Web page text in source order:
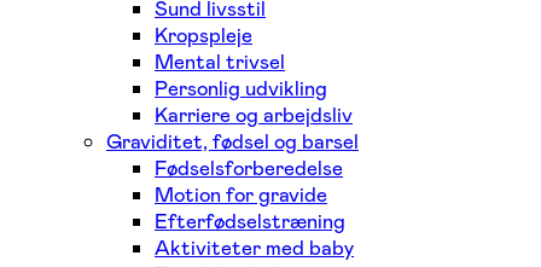
Sund livsstil
Kropspleje
Mental trivsel
Personlig udvikling
Karriere og arbejdsliv
Graviditet, fødsel og barsel
Fødselsforberedelse
Motion for gravide
Efterfødselstræning
Aktiviteter med baby